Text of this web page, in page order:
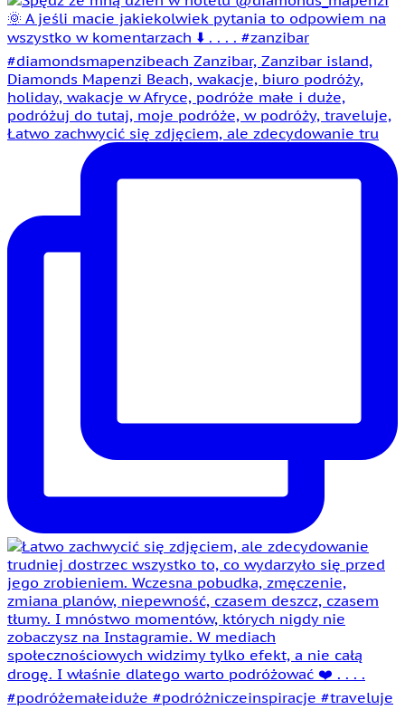
Łatwo zachwycić się zdjęciem, ale zdecydowanie tru